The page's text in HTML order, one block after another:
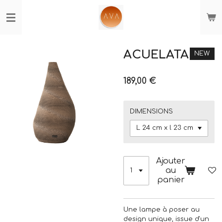
au
ACUELATA NEW
189,00 €
DIMENSIONS
Ajouter
au
panier
Une lampe à poser au
design unique, issue d'un